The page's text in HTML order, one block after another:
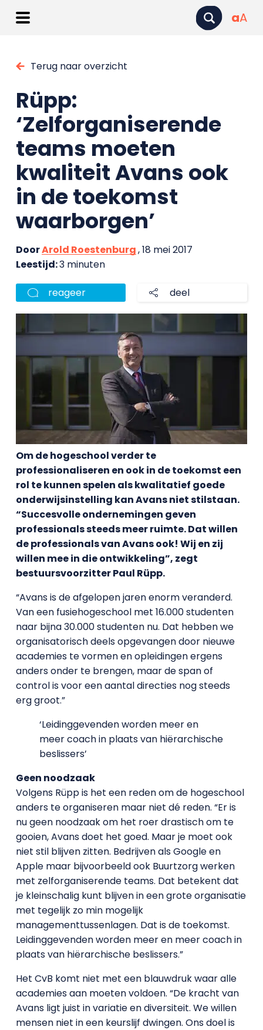
aA
Terug naar overzicht
Rüpp:
‘Zelforganiserende
teams moeten
kwaliteit Avans ook
in de toekomst
waarborgen’
DoorArold Roestenburg, 18 mei 2017
Leestijd:3 minuten
reageer deel
Om de hogeschool verder te
professionaliseren en ook in de toekomst een
rol te kunnen spelen als kwalitatief goede
onderwijsinstelling kan Avans niet stilstaan.
“Succesvolle ondernemingen geven
professionals steeds meer ruimte. Dat willen
de professionals van Avans ook! Wij en zij
willen mee in die ontwikkeling”, zegt
bestuursvoorzitter Paul Rüpp.
“Avans is de afgelopen jaren enorm veranderd.
Van een fusiehogeschool met 16.000 studenten
naar bijna 30.000 studenten nu. Dat hebben we
organisatorisch deels opgevangen door nieuwe
academies te vormen en opleidingen ergens
anders onder te brengen, maar de span of
control is voor een aantal directies nog steeds
erg groot.”
‘Leidinggevenden worden meer en
meer coach in plaats van hiërarchische
beslissers’
Geen noodzaak
Volgens Rüpp is het een reden om de hogeschool
anders te organiseren maar niet dé reden. “Er is
nu geen noodzaak om het roer drastisch om te
gooien, Avans doet het goed. Maar je moet ook
niet stil blijven zitten. Bedrijven als Google en
Apple maar bijvoorbeeld ook Buurtzorg werken
met zelforganiserende teams. Dat betekent dat
je kleinschalig kunt blijven in een grote organisatie
met tegelijk zo min mogelijk
managementtussenlagen. Dat is de toekomst.
Leidinggevenden worden meer en meer coach in
plaats van hiërarchische beslissers.”
Het CvB komt niet met een blauwdruk waar alle
academies aan moeten voldoen. “De kracht van
Avans ligt juist in variatie en diversiteit. We willen
mensen niet in een keurslijf dwingen. Ons doel is